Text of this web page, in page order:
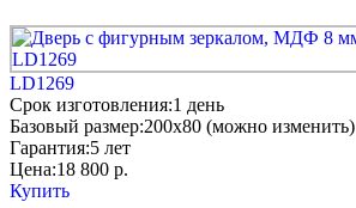
LD1269
Срок изготовления:1 день
Базовый размер:200x80 (можно изменить)
Гарантия:5 лет
Цена:18 800 р.
Купить